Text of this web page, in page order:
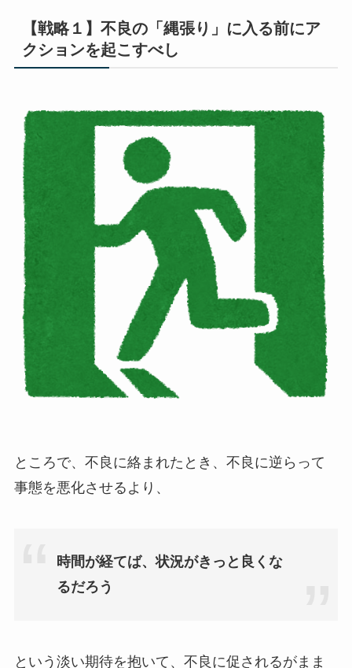
【戦略１】不良の「縄張り」に入る前にア
クションを起こすべし
ところで、不良に絡まれたとき、不良に逆らって
事態を悪化させるより、
時間が経てば、状況がきっと良くな
るだろう
という淡い期待を抱いて、不良に促されるがまま